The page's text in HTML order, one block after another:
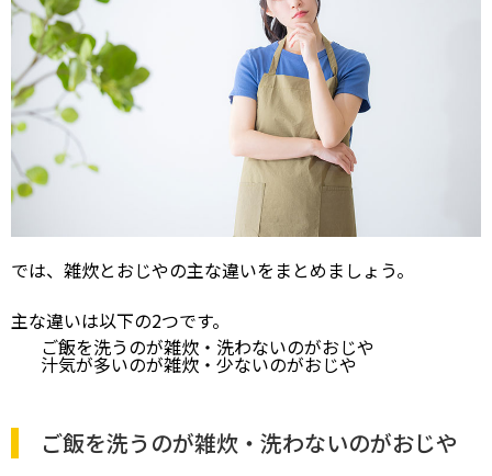
では、雑炊とおじやの主な違いをまとめましょう。
主な違いは以下の2つです。
ご飯を洗うのが雑炊・洗わないのがおじや
汁気が多いのが雑炊・少ないのがおじや
ご飯を洗うのが雑炊・洗わないのがおじや